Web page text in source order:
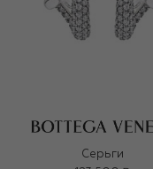
Серьги